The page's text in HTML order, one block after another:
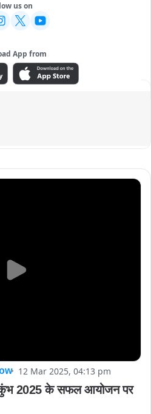
us on
App from
12 Mar 2025, 04:13 pm
2025 के सफल आयोजन पर